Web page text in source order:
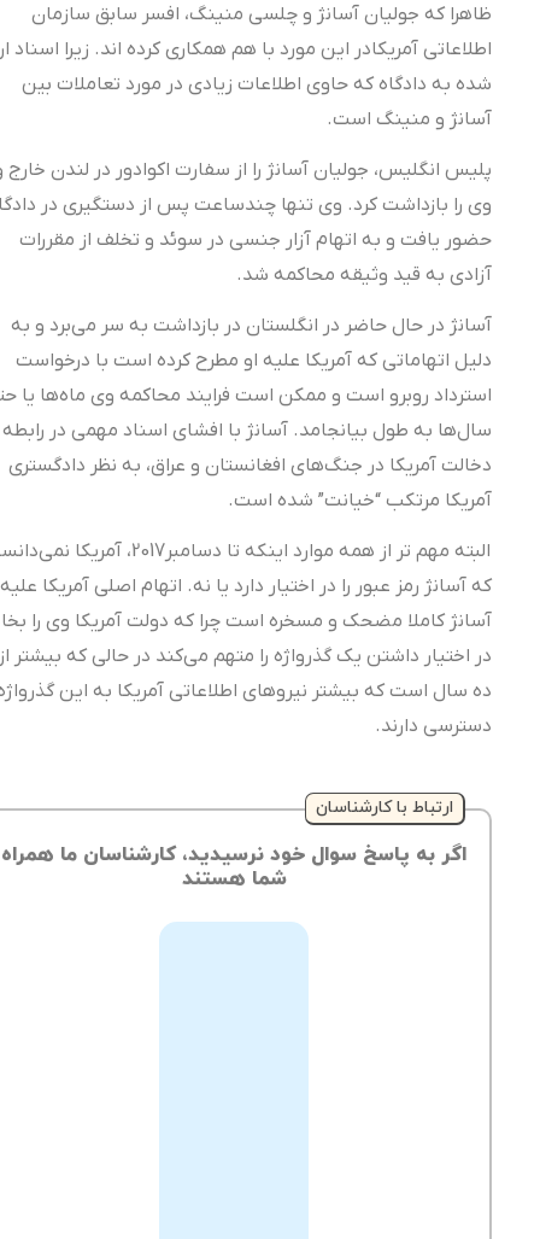
ظاهرا که جولیان آسانژ و چلسی منینگ، افسر سابق سازمان
اطلاعاتی آمریکادر این مورد با هم همکاری کرده اند. زیرا اسناد ارائه
شده به دادگاه که حاوی اطلاعات زیادی در مورد تعاملات بین
آسانژ و منینگ است.
پلیس انگلیس، جولیان آسانژ را از سفارت اکوادور در لندن خارج و
وی را بازداشت کرد. وی تنها چندساعت پس از دستگیری در دادگاه
حضور یافت و به اتهام آزار جنسی در سوئد و تخلف از مقررات
آزادی به قید وثیقه محاکمه شد.
آسانژ در حال حاضر در انگلستان در بازداشت به سر می‌برد و به
دلیل اتهاماتی که آمریکا علیه او مطرح کرده است با درخواست
استرداد روبرو است و ممکن است فرایند محاکمه وی ماه‌ها یا حتی
سال‌ها به طول بیانجامد. آسانژ با افشای اسناد مهمی در رابطه با
دخالت آمریکا در جنگ‌های افغانستان و عراق، به نظر دادگستری
آمریکا مرتکب “خیانت” شده است.
البته مهم تر از همه موارد اینکه تا دسامبر2017، آمریکا نمی‌دانست
که آسانژ رمز عبور را در اختیار دارد یا نه. اتهام اصلی آمریکا علیه
آسانژ کاملا مضحک و مسخره است چرا که دولت آمریکا وی را بخاطر
در اختیار داشتن یک گذرواژه را متهم می‌کند در حالی که بیشتر از
ده سال است که بیشتر نیروهای اطلاعاتی آمریکا به این گذرواژه‌ها
دسترسی دارند.
ارتباط با کارشناسان
اگر به پاسخ سوال خود نرسیدید، کارشناسان ما همراه
شما هستند